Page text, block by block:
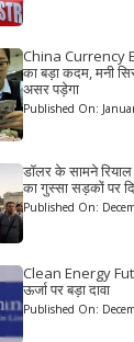
China Currency
का बड़ा कदम, मनी
असर पड़ेगा
Published On:
डॉलर के सामने रियाल
का गुस्सा सड़कों पर
Published On:
Clean Energy
ऊर्जा पर बड़ा दावा
Published On: